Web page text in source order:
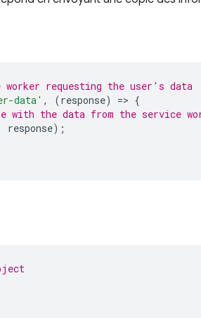
requesting the user's data
data' , (response) => {
with the data from the service
response);